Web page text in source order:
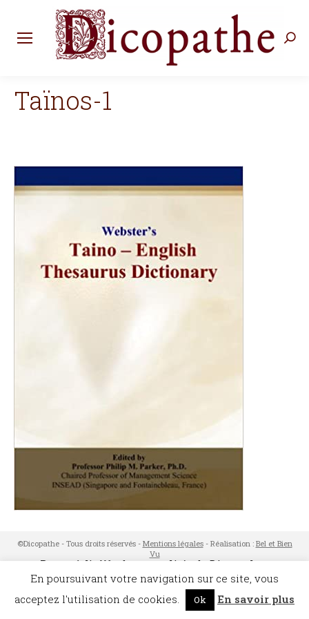
Taïnos-1
©Dicopathe - Tous droits réservés - Mentions légales- Réalisation : Bel et Bien
Vu
Restez à l'affût des actualités de Dicopathe -
Abonnez-vous !
En poursuivant votre navigation sur ce site, vous
acceptez l'utilisation de cookies.
Ok En savoir plus